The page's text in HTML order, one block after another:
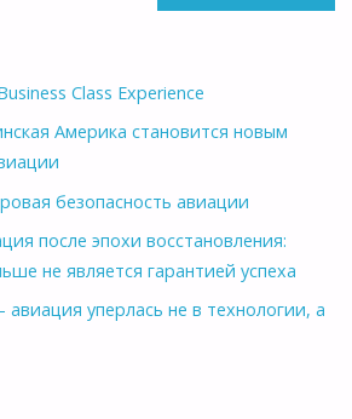
Class Experience
Америка становится новым
безопасность авиации
после эпохи восстановления:
не является гарантией успеха
авиация уперлась не в технологии, а